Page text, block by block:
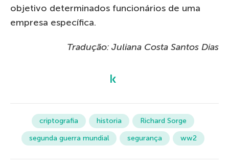
objetivo determinados funcionários de uma
empresa específica.
Tradução: Juliana Costa Santos Dias
criptografia historia
Richard Sorge
segunda guerra mundial
segurança ww2